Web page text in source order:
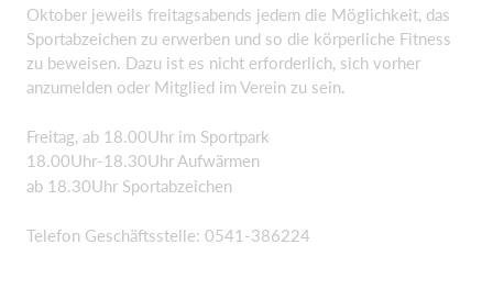
Oktober jeweils freitagsabends jedem die Möglichkeit, das
Sportabzeichen zu erwerben und so die körperliche Fitness
zu beweisen. Dazu ist es nicht erforderlich, sich vorher
anzumelden oder Mitglied im Verein zu sein.
Freitag, ab 18.00Uhr im Sportpark
18.00Uhr-18.30Uhr Aufwärmen
ab 18.30Uhr Sportabzeichen
Telefon Geschäftsstelle: 0541-386224